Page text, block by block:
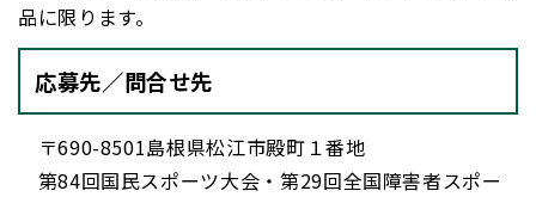
品に限ります。
応募先／問合せ先
〒690-8501島根県松江市殿町１番地
第84回国民スポーツ大会・第29回全国障害者スポー